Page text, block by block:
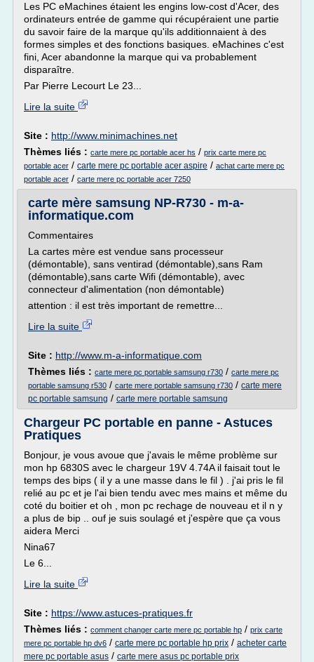
Les PC eMachines étaient les engins low-cost d'Acer, des
ordinateurs entrée de gamme qui récupéraient une partie
du savoir faire de la marque qu'ils additionnaient à des
formes simples et des fonctions basiques. eMachines c'est
fini, Acer abandonne la marque qui va probablement
disparaître.
Par Pierre Lecourt Le 23...
Lire la suite
Site : http://www.minimachines.net
Thèmes liés : carte mere pc portable acer hs / prix carte mere pc
portable acer / carte mere pc portable acer aspire / achat carte mere pc
portable acer / carte mere pc portable acer 7250
carte mère samsung NP-R730 - m-a-
informatique.com
Commentaires
La cartes mère est vendue sans processeur
(démontable), sans ventirad (démontable),sans Ram
(démontable),sans carte Wifi (démontable), avec
connecteur d'alimentation (non démontable)
attention : il est très important de remettre...
Lire la suite
Site : http://www.m-a-informatique.com
Thèmes liés : carte mere pc portable samsung r730 / carte mere pc
portable samsung r530 / carte mere portable samsung r730 / carte mere
pc portable samsung / carte mere portable samsung
Chargeur PC portable en panne - Astuces
Pratiques
Bonjour, je vous avoue que j'avais le même problème sur
mon hp 6830S avec le chargeur 19V 4.74A il faisait tout le
temps des bips ( il y a une masse dans le fil ) . j'ai pris le fil
relié au pc et je l'ai bien tendu avec mes mains et même du
coté du boitier et oh , mon pc rechage de nouveau et il n y
a plus de bip .. ouf je suis soulagé et j'espère que ça vous
aidera Merci
Nina67
Le 6...
Lire la suite
Site : https://www.astuces-pratiques.fr
Thèmes liés : comment changer carte mere pc portable hp / prix carte
mere pc portable hp dv6 / carte mere pc portable hp prix / acheter carte
mere pc portable asus / carte mere asus pc portable prix